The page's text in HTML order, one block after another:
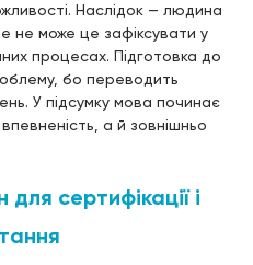
Наслідок — людина
не може це зафіксувати у
процесах. Підготовка до
бо переводить
У підсумку мова починає
а й зовнішньо
сертифікації і